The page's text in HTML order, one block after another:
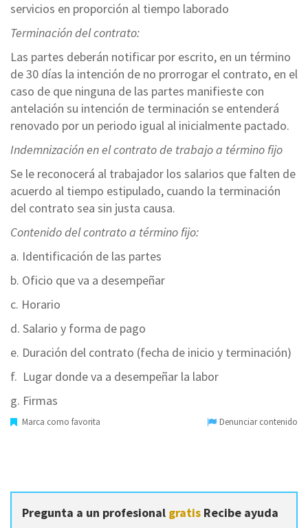
servicios en proporción al tiempo laborado
Terminación del contrato:
Las partes deberán notificar por escrito, en un término
de 30 días la intención de no prorrogar el contrato, en el
caso de que ninguna de las partes manifieste con
antelación su intención de terminación se entenderá
renovado por un periodo igual al inicialmente pactado.
Indemnización en el contrato de trabajo a término fijo
Se le reconocerá al trabajador los salarios que falten de
acuerdo al tiempo estipulado, cuando la terminación
del contrato sea sin justa causa.
Contenido del contrato a término fijo:
a. Identificación de las partes
b. Oficio que va a desempeñar
c. Horario
d. Salario y forma de pago
e. Duración del contrato (fecha de inicio y terminación)
f. Lugar donde va a desempeñar la labor
g. Firmas
Marca como favorita Denunciar contenido
Pregunta a un profesional gratis Recibe ayuda